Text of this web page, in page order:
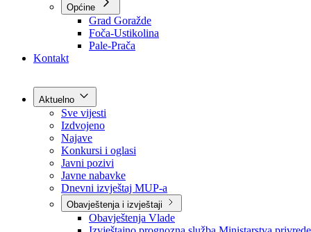
Obrazovanje
Sport
Općine
Kontakt
Aktuelno
Sve vijesti
Izdvojeno
Najave
Konkursi i oglasi
Javni pozivi
Javne nabavke
Dnevni izvještaj MUP-a